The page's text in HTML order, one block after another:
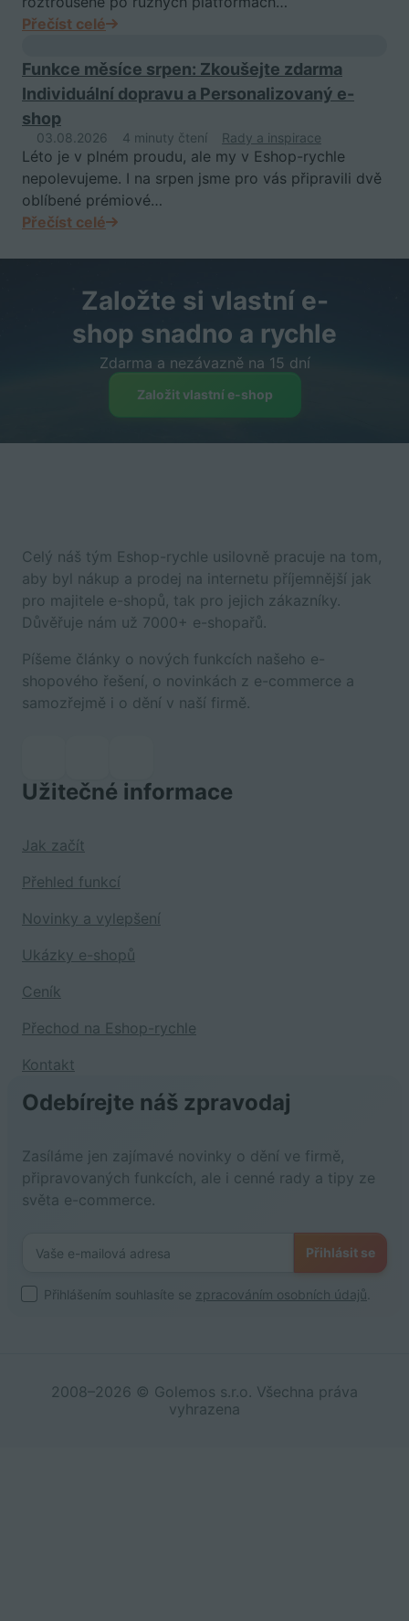
Přečíst celé
Funkce měsíce srpen: Zkoušejte zdarma
Individuální dopravu a Personalizovaný e-
shop
03.08.2026 4 minuty čtení Rady a inspirace
Léto je v plném proudu, ale my v Eshop-rychle
nepolevujeme. I na srpen jsme pro vás připravili dvě
oblíbené prémiové…
Přečíst celé
Založte si vlastní e-
shop snadno a rychle
Zdarma a nezávazně na 15 dní
Založit vlastní e-shop
Celý náš tým Eshop-rychle usilovně pracuje na tom,
aby byl nákup a prodej na internetu příjemnější jak
pro majitele e-shopů, tak pro jejich zákazníky.
Důvěřuje nám už 7000+ e-shopařů.
Píšeme články o nových funkcích našeho e-
shopového řešení, o novinkách z e-commerce a
samozřejmě i o dění v naší firmě.
Užitečné informace
Jak začít
Přehled funkcí
Novinky a vylepšení
Ukázky e-shopů
Ceník
Přechod na Eshop-rychle
Kontakt
Odebírejte náš zpravodaj
Zasíláme jen zajímavé novinky o dění ve firmě,
připravovaných funkcích, ale i cenné rady a tipy ze
světa e-commerce.
Přihlásit se
Přihlášením souhlasíte se zpracováním osobních údajů
2008–2026 © Golemos s.r.o. Všechna práva
vyhrazena